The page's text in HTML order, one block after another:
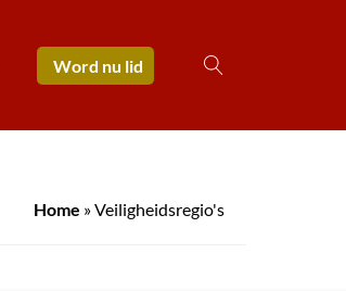
Word nu lid
Home »Veiligheidsregio's